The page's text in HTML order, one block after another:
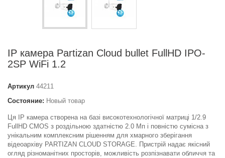
IP камера Partizan Cloud bullet FullHD IPO-
2SP WiFi 1.2
Артикул 44211
Состояние: Новый товар
Ця IP камера створена на базі високотехнологічної матриці 1/2.9
FullHD CMOS з роздільною здатністю 2.0 Мп і повністю сумісна з
унікальним комплексним рішенням для хмарного зберігання
відеоархіву PARTIZAN CLOUD STORAGE. Пристрій надає якісний
огляд різноманітних просторів, можливість розпізнавати обличчя та